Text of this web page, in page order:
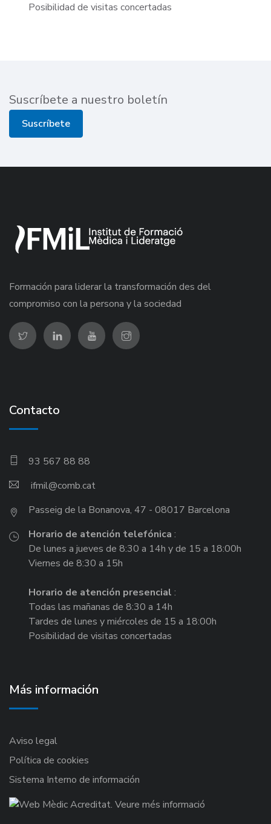
Posibilidad de visitas concertadas
Suscríbete a nuestro boletín
Suscríbete
Formación para liderar la transformación des del
compromiso con la persona y la sociedad
Contacto
93 567 88 88
ifmil
Passeig de la Bonanova, 47 - 08017 Barcelona
Horario de atención telefónica :
De lunes a jueves de 8:30 a 14h y de 15 a 18:00h
Viernes de 8:30 a 15h
Horario de atención presencial :
Todas las mañanas de 8:30 a 14h
Tardes de lunes y miércoles de 15 a 18:00h
Posibilidad de visitas concertadas
Más información
Aviso legal
Política de cookies
Sistema Interno de información